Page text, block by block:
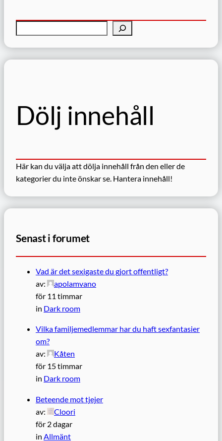
Dölj innehåll
Här kan du välja att dölja innehåll från den eller de
kategorier du inte önskar se. Hantera innehåll!
Senast i forumet
Vad är det sexigaste du gjort offentligt?
av:
apolamvano
för 11 timmar
in Dark room
Vilka familjemedlemmar har du haft sexfantasier
om?
av:
Kåten
för 15 timmar
in Dark room
Beteende mot tjejer
av:
Cloori
för 2 dagar
in Allmänt